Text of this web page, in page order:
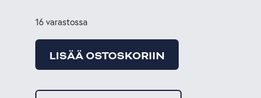
16 varastossa
LISÄÄ OSTOSKORIIN